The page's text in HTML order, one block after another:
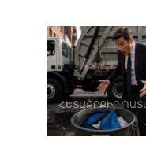
ՀԵՏԱՔՐՔԻՐ